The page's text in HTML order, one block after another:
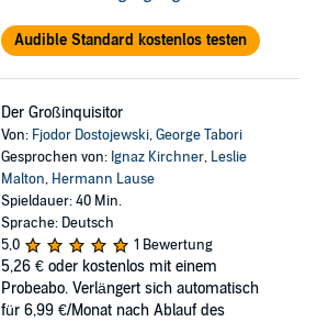
Audible Standard kostenlos testen
Der Großinquisitor
Von: Fjodor Dostojewski,George Tabori
Gesprochen von: Ignaz Kirchner, Leslie
Malton, Hermann Lause
Spieldauer: 40 Min.
Sprache: Deutsch
5,0
1 Bewertung
5,26 € oder kostenlos mit einem
Probeabo. Verlängert sich automatisch
für 6,99 €/Monat nach Ablauf des